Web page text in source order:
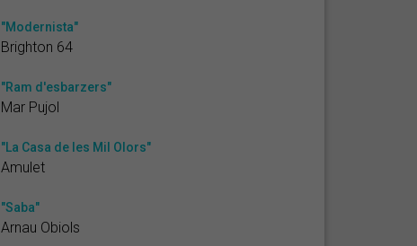
"Modernista"
Brighton 64
"Ram d'esbarzers"
Mar Pujol
"La Casa de les Mil Olors"
Amulet
"Saba"
Arnau Obiols